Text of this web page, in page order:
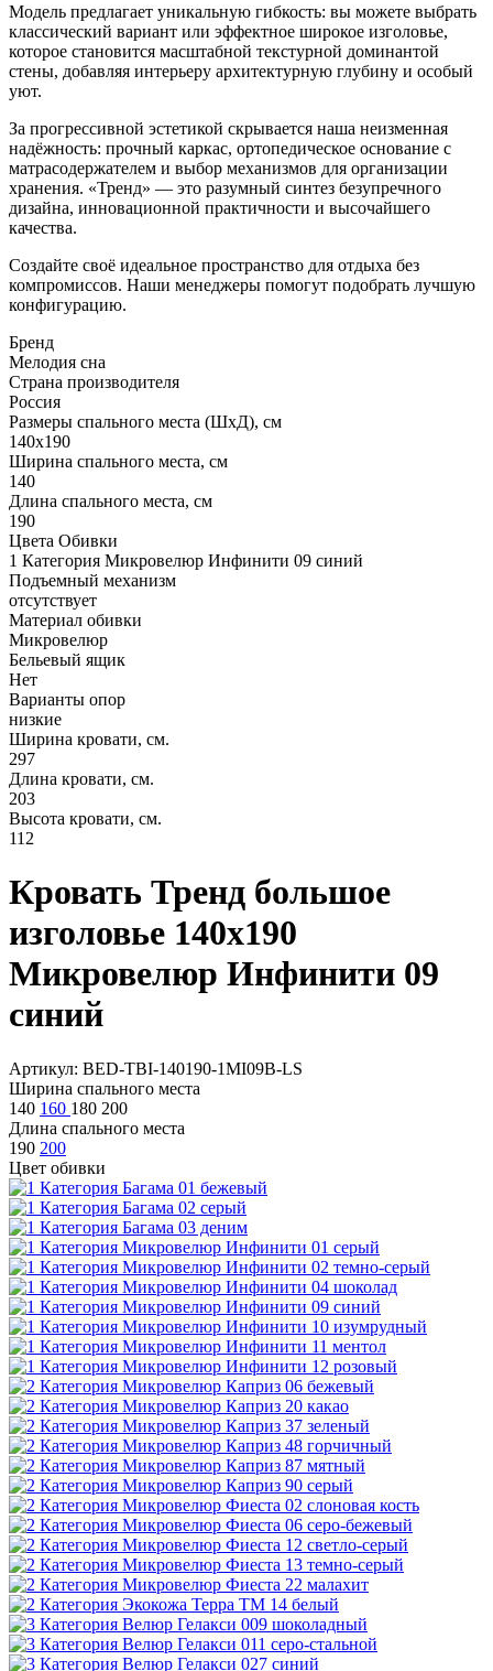
Модель предлагает уникальную гибкость: вы можете выбрать
классический вариант или эффектное широкое изголовье,
которое становится масштабной текстурной доминантой
стены, добавляя интерьеру архитектурную глубину и особый
уют.
За прогрессивной эстетикой скрывается наша неизменная
надёжность: прочный каркас, ортопедическое основание с
матрасодержателем и выбор механизмов для организации
хранения. «Тренд» — это разумный синтез безупречного
дизайна, инновационной практичности и высочайшего
качества.
Создайте своё идеальное пространство для отдыха без
компромиссов. Наши менеджеры помогут подобрать лучшую
конфигурацию.
Бренд
Мелодия сна
Страна производителя
Россия
Размеры спального места (ШхД), см
140х190
Ширина спального места, см
140
Длина спального места, см
190
Цвета Обивки
1 Категория Микровелюр Инфинити 09 синий
Подъемный механизм
отсутствует
Материал обивки
Микровелюр
Бельевый ящик
Нет
Варианты опор
низкие
Ширина кровати, см.
297
Длина кровати, см.
203
Высота кровати, см.
112
Кровать Тренд большое
изголовье 140х190
Микровелюр Инфинити 09
синий
Артикул: BED-TBI-140190-1MI09B-LS
Ширина спального места
140 160 180 200
Длина спального места
190 200
Цвет обивки